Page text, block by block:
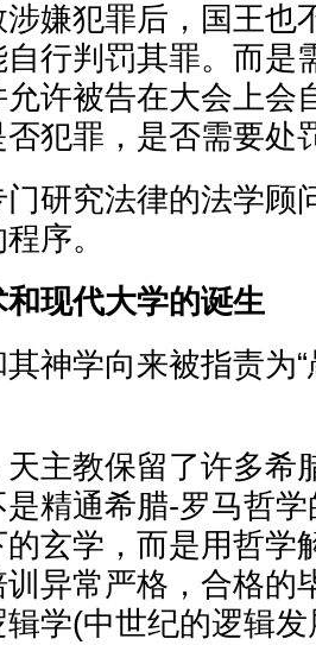
嫌犯罪后，国王也
行判罚其罪。而是
许被告在大会上会
犯罪，是否需要处
究法律的法学顾
序。
现代大学的诞生
学向来被指责为“
教保留了许多希
精通希腊-罗马哲
玄学，而是用哲学
异常严格，合格的
学(中世纪的逻辑